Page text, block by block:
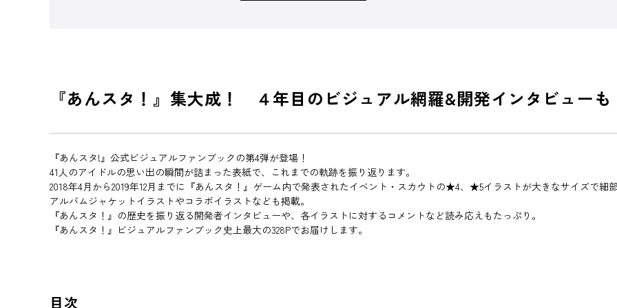
『あんスタ！』集大成！ ４年目のビジュアル網羅&開発インタビューも
『あんスタ!』公式ビジュアルファンブックの第4弾が登場！
41人のアイドルの思い出の瞬間が詰まった表紙で、これまでの軌跡を振り返ります。
2018年4月から2019年12月までに『あんスタ！』ゲーム内で発表されたイベント・スカウトの★4、★5イラストが大きなサイズで細
アルバムジャケットイラストやコラボイラストなども掲載。
『あんスタ！』の歴史を振り返る開発者インタビューや、各イラストに対するコメントなど読み応えもたっぷり。
『あんスタ！』ビジュアルファンブック史上最大の328Pでお届けします。
目次